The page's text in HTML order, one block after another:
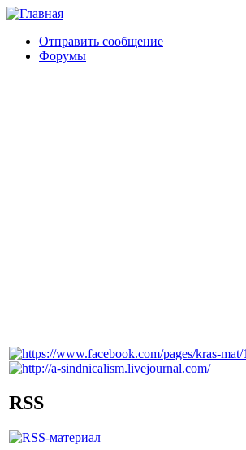
Отправить сообщение
Форумы
RSS